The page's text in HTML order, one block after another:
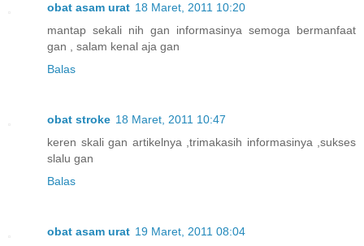
obat asam urat 18 Maret, 2011 10:20
mantap sekali nih gan informasinya semoga bermanfaat
gan , salam kenal aja gan
Balas
obat stroke 18 Maret, 2011 10:47
keren skali gan artikelnya ,trimakasih informasinya ,sukses
slalu gan
Balas
obat asam urat 19 Maret, 2011 08:04